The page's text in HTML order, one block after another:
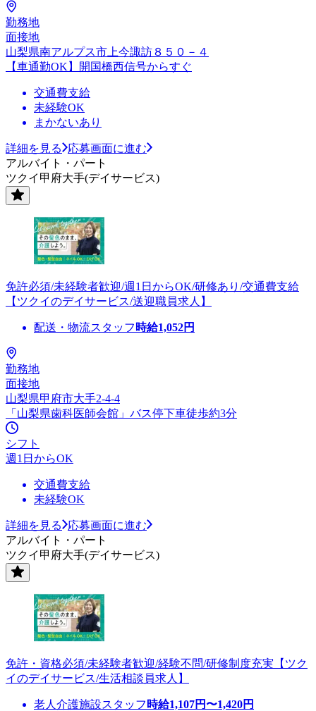
勤務地
面接地
山梨県南アルプス市上今諏訪８５０－４
【車通勤OK】開国橋西信号からすぐ
交通費支給
未経験OK
まかないあり
詳細を見る
応募画面に進む
アルバイト・パート
ツクイ甲府大手(デイサービス)
免許必須/未経験者歓迎/週1日からOK/研修あり/交通費支給
【ツクイのデイサービス/送迎職員求人】
配送・物流スタッフ 時給1,052円
勤務地
面接地
山梨県甲府市大手2-4-4
「山梨県歯科医師会館」バス停下車徒歩約3分
シフト
週1日からOK
交通費支給
未経験OK
詳細を見る
応募画面に進む
アルバイト・パート
ツクイ甲府大手(デイサービス)
免許・資格必須/未経験者歓迎/経験不問/研修制度充実【ツク
イのデイサービス/生活相談員求人】
老人介護施設スタッフ 時給1,107円〜1,420円